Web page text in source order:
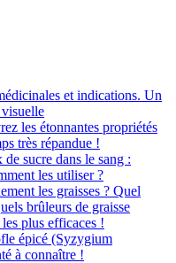
et indications. Un
les étonnantes propriétés
très répandue !
sucre dans le sang :
les utiliser ?
les graisses ? Quel
brûleurs de graisse
plus efficaces !
épicé (Syzygium
à connaître !